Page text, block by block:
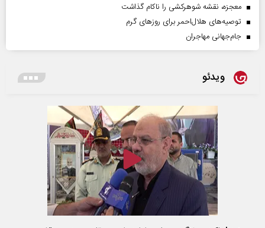
معجزه، نقشه شوهرکشی را ناکام گذاشت
توصیه‌های هلال‌احمر برای روز‌های گرم
جام‌جهانی مهاجران
ویدئو